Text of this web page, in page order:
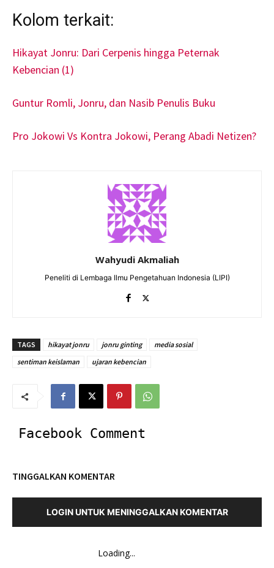
Kolom terkait:
Hikayat Jonru: Dari Cerpenis hingga Peternak
Kebencian (1)
Guntur Romli, Jonru, dan Nasib Penulis Buku
Pro Jokowi Vs Kontra Jokowi, Perang Abadi Netizen?
Wahyudi Akmaliah
Peneliti di Lembaga Ilmu Pengetahuan Indonesia (LIPI)
TAGS hikayat jonru jonru ginting
media sosial
sentiman keislaman
ujaran kebencian
Facebook Comment
TINGGALKAN KOMENTAR
LOGIN UNTUK MENINGGALKAN KOMENTAR
Loading...